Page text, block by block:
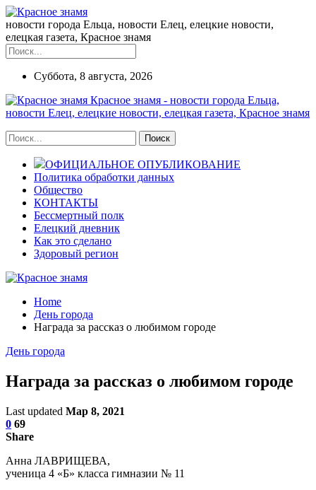
новости города Ельца, новости Елец, елецкие новости,
елецкая газета, Красное знамя
Суббота, 8 августа, 2026
Красное знамя - новости города Ельца,
новости Елец, елецкие новости, елецкая газета, Красное знамя
ОФИЦИАЛЬНОЕ ОПУБЛИКОВАНИЕ
Политика обработки данных
Общество
КОНТАКТЫ
Бессмертный полк
Елецкий дневник
Как это сделано
Здоровый регион
Home
День города
Награда за рассказ о любимом городе
День города
Награда за рассказ о любимом городе
Last updated Мар 8, 2021
0 69
Share
Анна ЛАВРИЩЕВА,
ученица 4 «Б» класса гимназии № 11